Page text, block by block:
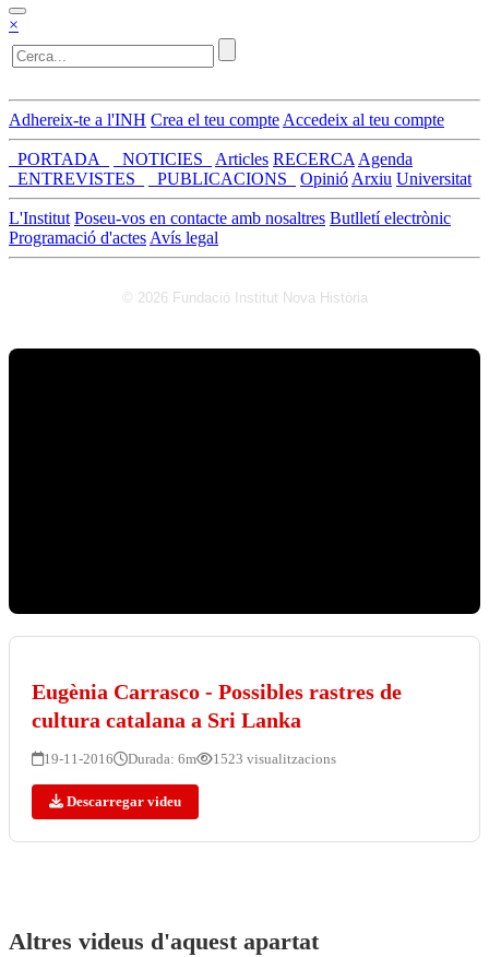
×
Adhereix-te a l'INH Crea el teu compte Accedeix al teu compte
_PORTADA_ _NOTICIES_ Articles RECERCA Agenda
_ENTREVISTES_
_PUBLICACIONS_ Opinió Arxiu Universitat
L'Institut Poseu-vos en contacte amb nosaltres Butlletí electrònic
Programació d'actes Avís legal
© 2026 Fundació Institut Nova Història
Eugènia Carrasco - Possibles rastres de
cultura catalana a Sri Lanka
19-11-2016 Durada: 6m 1523 visualitzacions
Descarregar videu
Altres videus d'aquest apartat